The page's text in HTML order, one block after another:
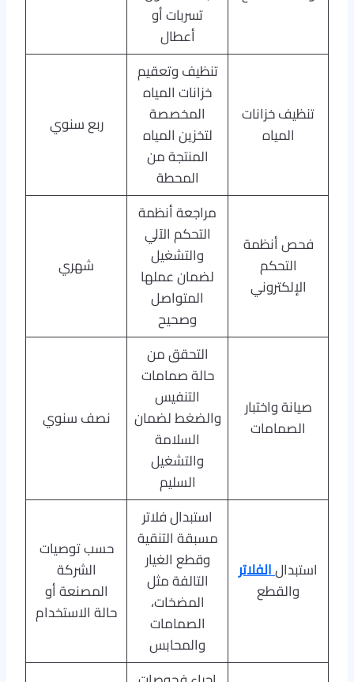
تسربات أو
أعطال
تنظيف خزانات
المياه
تنظيف وتعقيم
خزانات المياه
المخصصة
لتخزين المياه
المنتجة من
المحطة
ربع سنوي
فحص أنظمة
التحكم
الإلكتروني
مراجعة أنظمة
التحكم الآلي
والتشغيل
لضمان عملها
المتواصل
وصحيح
شهري
صيانة واختبار
الصمامات
التحقق من
حالة صمامات
التنفيس
والضغط لضمان
السلامة
والتشغيل
السليم
نصف سنوي
استبدالالفلاتر
والقطع
استبدال فلاتر
مسبقة التنقية
وقطع الغيار
التالفة مثل
المضخات،
الصمامات
والمحابس
حسب توصيات
الشركة
المصنعة أو
حالة الاستخدام